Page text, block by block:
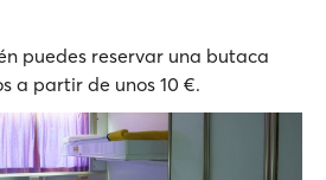
puedes reservar una butaca
a partir de unos 10 €.